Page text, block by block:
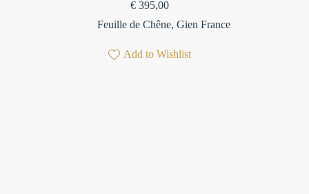
€ 395,00
Feuille de Chêne, Gien France
Add to Wishlist